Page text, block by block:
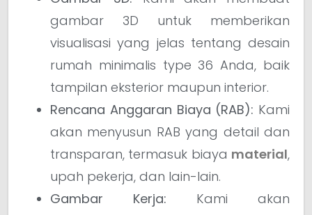
gambar 3D untuk memberikan
visualisasi yang jelas tentang desain
rumah minimalis type 36 Anda, baik
tampilan eksterior maupun interior.
Rencana Anggaran Biaya (RAB): Kami
akan menyusun RAB yang detail dan
transparan, termasuk biaya material,
upah pekerja, dan lain-lain.
Gambar Kerja: Kami akan